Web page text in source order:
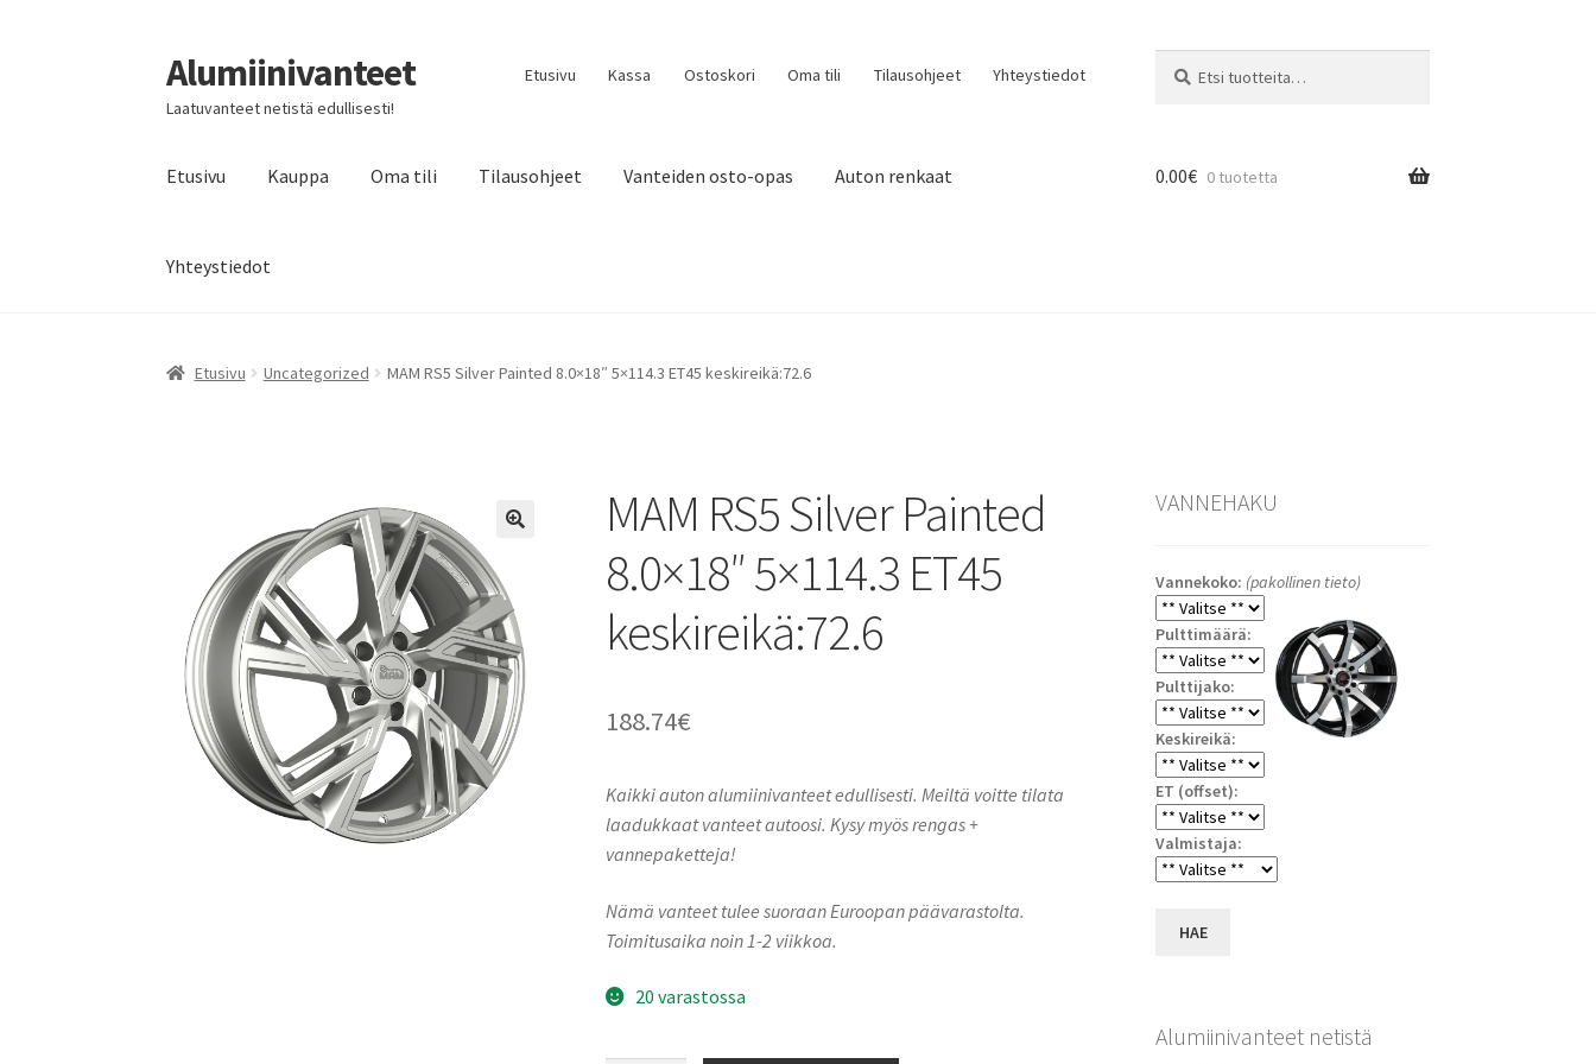
Siirry
navigointiin
Siirry
sisältöön
Alumiinivanteet
Laatuvanteet netistä edullisesti!
Etusivu Kassa Ostoskori Oma tili Tilausohjeet Yhteystiedot
Etusivu Kauppa Oma tili Tilausohjeet Vanteiden osto-opas Auton renkaat
Yhteystiedot
0.00€ 0 tuotetta
Etusivu Uncategorized MAM RS5 Silver Painted 8.0×18″ 5×114.3 ET45 keskireikä:72.6
MAM RS5 Silver Painted
8.0×18″ 5×114.3 ET45
keskireikä:72.6
188.74€
Kaikki auton alumiinivanteet edullisesti. Meiltä voitte tilata
laadukkaat vanteet autoosi. Kysy myös rengas +
vannepaketteja!
Nämä vanteet tulee suoraan Euroopan päävarastolta.
Toimitusaika noin 1-2 viikkoa.
20 varastossa
VANNEHAKU
Vannekoko: (pakollinen tieto)
Pulttimäärä:
Pulttijako:
Keskireikä:
ET (offset):
Valmistaja:
HAE
Alumiinivanteet netistä